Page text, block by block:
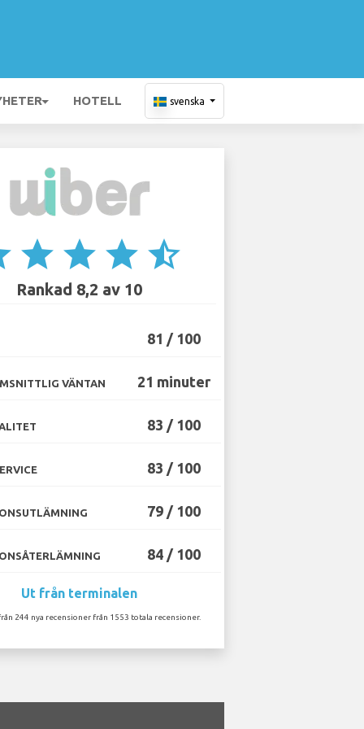
HOTELL svenska
star star star star_half
Rankad 8,2 av 10
81 / 100
VÄNTAN 21 minuter
83 / 100
83 / 100
79 / 100
84 / 100
Ut från terminalen
244 nya recensioner från 1553 totala recensioner.